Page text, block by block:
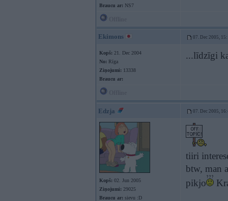
Braucu ar: NS7
Ekimons 07. Dec 2005,
Kopš: 21. Dec 2004
No: Rīga
Ziņojumi: 13338
Braucu ar:
...līdzīgi
Edzja 07. Dec 2005,
Kopš: 02. Jun 2005
Ziņojumi: 29025
Braucu ar: sievu :D
tiiri
btw, man
pikjo